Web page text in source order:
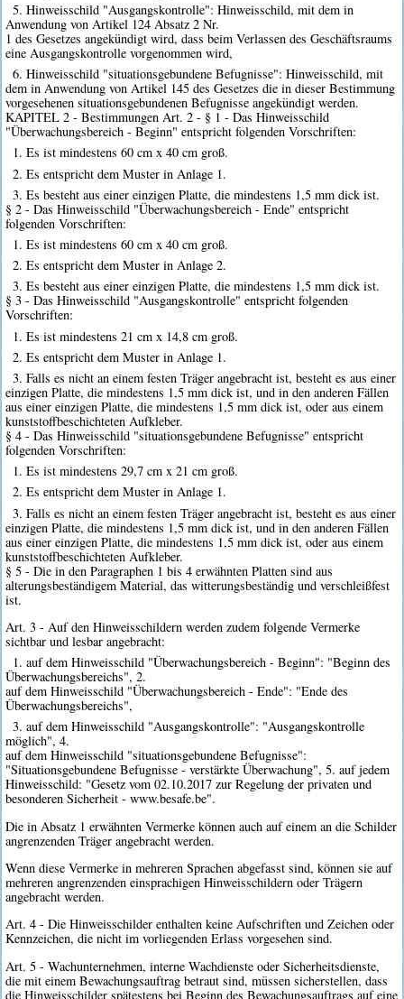
5. Hinweisschild "Ausgangskontrolle": Hinweisschild, mit dem in
Anwendung von Artikel 124 Absatz 2 Nr.
1 des Gesetzes angekündigt wird, dass beim Verlassen des Geschäftsraums
eine Ausgangskontrolle vorgenommen wird,
6. Hinweisschild "situationsgebundene Befugnisse": Hinweisschild, mit
dem in Anwendung von Artikel 145 des Gesetzes die in dieser Bestimmung
vorgesehenen situationsgebundenen Befugnisse angekündigt werden.
KAPITEL 2 - Bestimmungen Art. 2 - § 1 - Das Hinweisschild
"Überwachungsbereich - Beginn" entspricht folgenden Vorschriften:
1. Es ist mindestens 60 cm x 40 cm groß.
2. Es entspricht dem Muster in Anlage 1.
3. Es besteht aus einer einzigen Platte, die mindestens 1,5 mm dick ist.
§ 2 - Das Hinweisschild "Überwachungsbereich - Ende" entspricht
folgenden Vorschriften:
1. Es ist mindestens 60 cm x 40 cm groß.
2. Es entspricht dem Muster in Anlage 2.
3. Es besteht aus einer einzigen Platte, die mindestens 1,5 mm dick ist.
§ 3 - Das Hinweisschild "Ausgangskontrolle" entspricht folgenden
Vorschriften:
1. Es ist mindestens 21 cm x 14,8 cm groß.
2. Es entspricht dem Muster in Anlage 1.
3. Falls es nicht an einem festen Träger angebracht ist, besteht es aus einer
einzigen Platte, die mindestens 1,5 mm dick ist, und in den anderen Fällen
aus einer einzigen Platte, die mindestens 1,5 mm dick ist, oder aus einem
kunststoffbeschichteten Aufkleber.
§ 4 - Das Hinweisschild "situationsgebundene Befugnisse" entspricht
folgenden Vorschriften:
1. Es ist mindestens 29,7 cm x 21 cm groß.
2. Es entspricht dem Muster in Anlage 1.
3. Falls es nicht an einem festen Träger angebracht ist, besteht es aus einer
einzigen Platte, die mindestens 1,5 mm dick ist, und in den anderen Fällen
aus einer einzigen Platte, die mindestens 1,5 mm dick ist, oder aus einem
kunststoffbeschichteten Aufkleber.
§ 5 - Die in den Paragraphen 1 bis 4 erwähnten Platten sind aus
alterungsbeständigem Material, das witterungsbeständig und verschleißfest
ist.
Art. 3 - Auf den Hinweisschildern werden zudem folgende Vermerke
sichtbar und lesbar angebracht:
1. auf dem Hinweisschild "Überwachungsbereich - Beginn": "Beginn des
Überwachungsbereichs", 2.
auf dem Hinweisschild "Überwachungsbereich - Ende": "Ende des
Überwachungsbereichs",
3. auf dem Hinweisschild "Ausgangskontrolle": "Ausgangskontrolle
möglich", 4.
auf dem Hinweisschild "situationsgebundene Befugnisse":
"Situationsgebundene Befugnisse - verstärkte Überwachung", 5. auf jedem
Hinweisschild: "Gesetz vom 02.10.2017 zur Regelung der privaten und
besonderen Sicherheit - www.besafe.be".
Die in Absatz 1 erwähnten Vermerke können auch auf einem an die Schilder
angrenzenden Träger angebracht werden.
Wenn diese Vermerke in mehreren Sprachen abgefasst sind, können sie auf
mehreren angrenzenden einsprachigen Hinweisschildern oder Trägern
angebracht werden.
Art. 4 - Die Hinweisschilder enthalten keine Aufschriften und Zeichen oder
Kennzeichen, die nicht im vorliegenden Erlass vorgesehen sind.
Art. 5 - Wachunternehmen, interne Wachdienste oder Sicherheitsdienste,
die mit einem Bewachungsauftrag betraut sind, müssen sicherstellen, dass
die Hinweisschilder spätestens bei Beginn des Bewachungsauftrags auf eine